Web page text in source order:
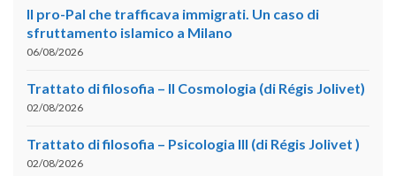
Il pro-Pal che trafficava immigrati. Un caso di
sfruttamento islamico a Milano
06/08/2026
Trattato di filosofia – II Cosmologia (di Régis Jolivet)
02/08/2026
Trattato di filosofia – Psicologia III (di Régis Jolivet )
02/08/2026